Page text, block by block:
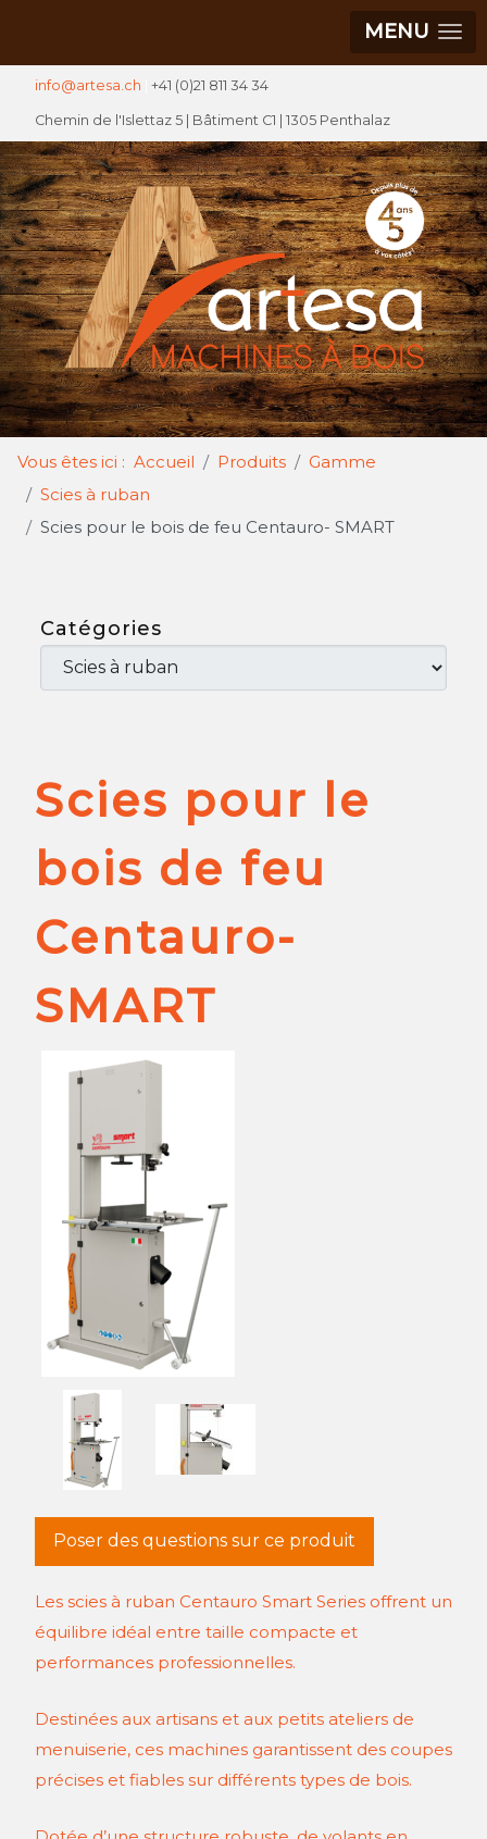
MENU
info@artesa.ch +41 (0)21 811 34 34
Chemin de l'Islettaz 5 | Bâtiment C1 | 1305 Penthalaz
Vous êtes ici : Accueil Produits
Gamme
Scies à ruban
Scies pour le bois de feu Centauro- SMART
Catégories
Scies pour le
bois de feu
Centauro-
SMART
Poser des questions sur ce produit
Les scies à ruban Centauro Smart Series offrent un
équilibre idéal entre taille compacte et
performances professionnelles.
Destinées aux artisans et aux petits ateliers de
menuiserie, ces machines garantissent des coupes
précises et fiables sur différents types de bois.